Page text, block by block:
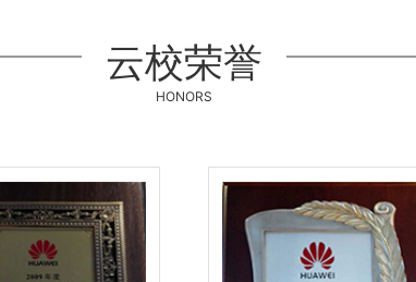
云校荣誉
HONORS